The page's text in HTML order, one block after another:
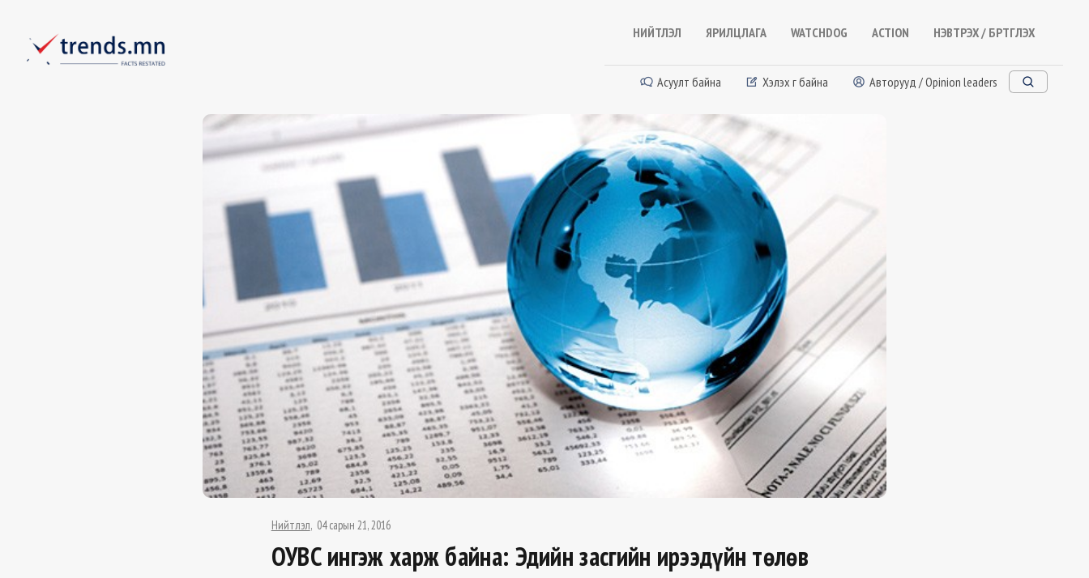
НИЙТЛЭЛ ЯРИЛЦЛАГА WATCHDOG ACTION НЭВТРЭХ / БҮРТГҮҮЛЭХ
Асуулт байна Хэлэх үг байна Авторууд / Opinion leaders
Нийтлэл 04 сарын 21, 2016
ОУВС ингэж харж байна: Эдийн засгийн ирээдүйн төлөв